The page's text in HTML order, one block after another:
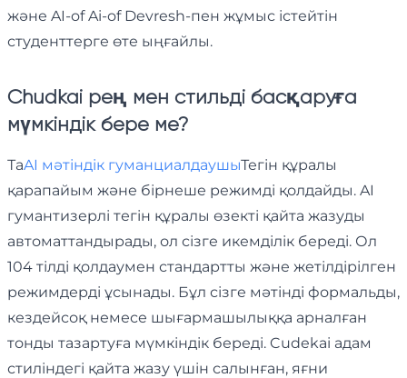
және AI-of Ai-of Devresh-пен жұмыс істейтін
студенттерге өте ыңғайлы.
Chudkai рең мен стильді басқаруға
мүмкіндік бере ме?
ТаAI мәтіндік гуманциалдаушыТегін құралы
қарапайым және бірнеше режимді қолдайды. AI
гумантизерлі тегін құралы өзекті қайта жазуды
автоматтандырады, ол сізге икемділік береді. Ол
104 тілді қолдаумен стандартты және жетілдірілген
режимдерді ұсынады. Бұл сізге мәтінді формальды,
кездейсоқ немесе шығармашылыққа арналған
тонды тазартуға мүмкіндік береді. Cudekai адам
стиліндегі қайта жазу үшін салынған, яғни